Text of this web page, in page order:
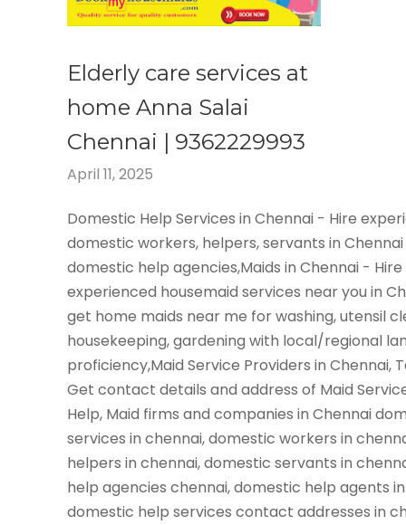
Elderly care services at
home Anna Salai
Chennai | 9362229993
April 11, 2025
Domestic Help Services in Chennai - Hire
domestic workers, helpers, servants in
domestic help agencies,Maids in Chennai - Hire
experienced housemaid services near you in
get home maids near me for washing, utensil
housekeeping, gardening with local/regional
proficiency,Maid Service Providers in Chennai,
Get contact details and address of Maid
Help, Maid firms and companies in Chennai
services in chennai, domestic workers in
helpers in chennai, domestic servants in
help agencies chennai, domestic help agents
domestic help services contact addresses in